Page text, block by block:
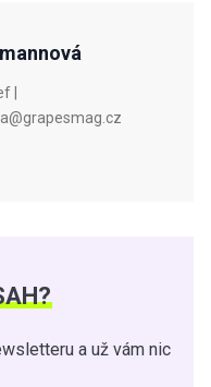
|
a už vám nic